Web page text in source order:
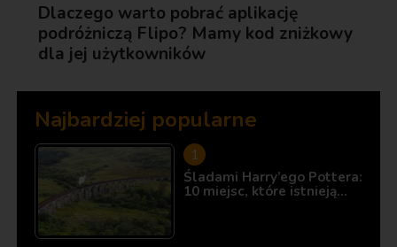
Dlaczego warto pobrać aplikację
podróżniczą Flipo? Mamy kod zniżkowy
dla jej użytkowników
Najbardziej popularne
Śladami Harry’ego Pottera:
10 miejsc, które istnieją…